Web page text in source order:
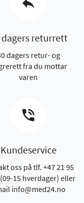
dagers returrett
dagers retur- og
fra du mottar
varen
Kundeservice
oss på tlf. +47 21 95
15 hverdager) eller
info@med24.no